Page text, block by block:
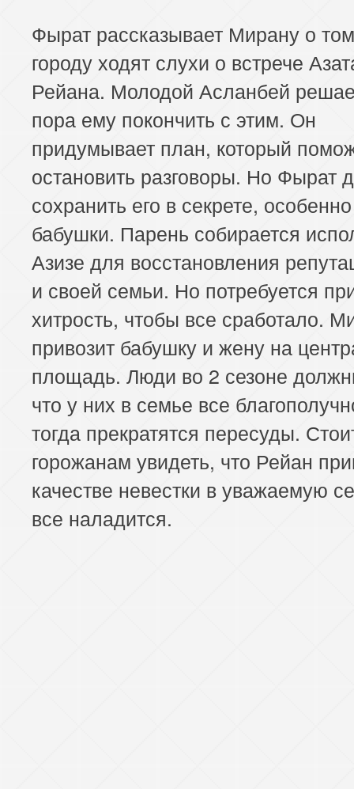
Фырат рассказывает Мирану о
городу ходят слухи о встрече
Рейана. Молодой Асланбей
пора ему покончить с этим. Он
придумывает план, который
остановить разговоры. Но Фырат
сохранить его в секрете,
бабушки. Парень собирается
Азизе для восстановления
и своей семьи. Но потребуется
хитрость, чтобы все сработало.
привозит бабушку и жену на
площадь. Люди во 2 сезоне
что у них в семье все
тогда прекратятся пересуды.
горожанам увидеть, что Рейан
качестве невестки в уважаемую
все наладится.